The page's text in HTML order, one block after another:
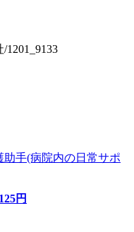
手(病院内の日常サポ
円